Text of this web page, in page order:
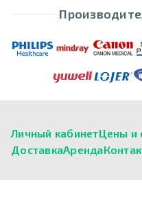
Личный кабинетЦены и
ДоставкаАренда